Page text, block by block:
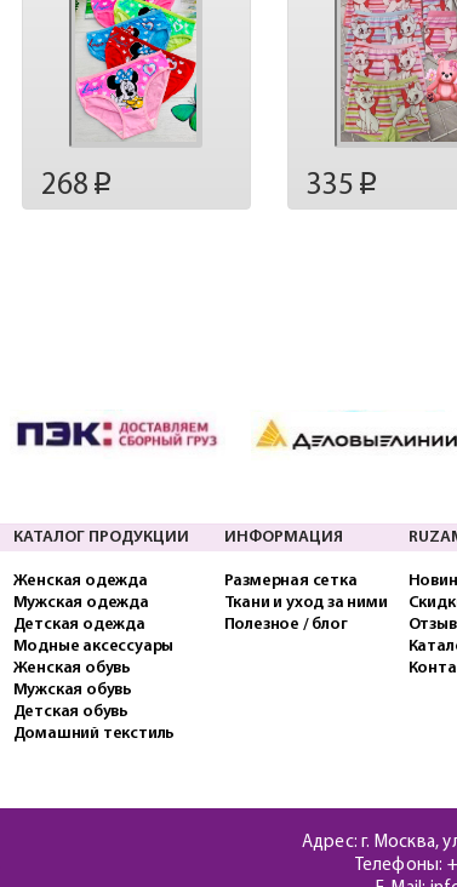
268 p 335 p
КАТАЛОГ ПРОДУКЦИИ
Женская одежда
Мужская одежда
Детская одежда
Модные аксессуары
Женская обувь
Мужская обувь
Детская обувь
Домашний текстиль
ИНФОРМАЦИЯ
Размерная сетка
Ткани и уход за ними
Полезное / блог
Адрес: г. Москва,
Телефоны: